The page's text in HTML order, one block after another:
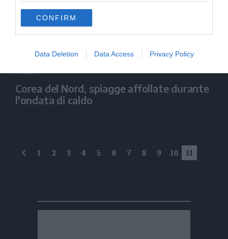
CONFIRM
Data Deletion Data Access Privacy Policy
MONDO
Corea del Nord, spiagge affollate durante
l'ondata di caldo
precedente
1 2 3 4 5 6 7 8 9 10 11